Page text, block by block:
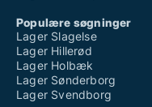
Populære søgninger
Lager Slagelse
Lager Hillerød
Lager Holbæk
Lager Sønderborg
Lager Svendborg